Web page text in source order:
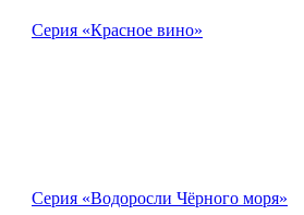
Серия «Красное вино»
Серия «Водоросли Чёрного моря»